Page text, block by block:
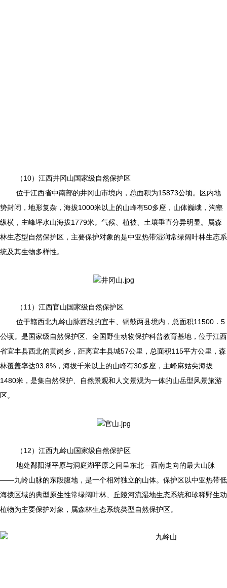
（10）江西井冈山国家级自然保护区
位于江西省中南部的井冈山市境内，总面积为15873公顷。区内地
势封闭，地形复杂，海拔1000米以上的山峰有50多座，山体巍峨，沟壑
纵横，主峰坪水山海拔1779米。气候、植被、土壤垂直分异明显。属森
林生态型自然保护区，主要保护对象的是中亚热带湿润常绿阔叶林生态系
统及其生物多样性。
（11）江西官山国家级自然保护区
位于赣西北九岭山脉西段的宜丰、铜鼓两县境内，总面积11500．5
公顷。是国家级自然保护区、全国野生动物保护科普教育基地，位于江西
省宜丰县西北的黄岗乡，距离宜丰县城57公里，总面积115平方公里，森
林覆盖率达93.8%，海拔千米以上的山峰有30多座，主峰麻姑尖海拔
1480米，是集自然保护、自然景观和人文景观为一体的山岳型风景旅游
区。
（12）江西九岭山国家级自然保护区
地处鄱阳湖平原与洞庭湖平原之间呈东北—西南走向的最大山脉
——九岭山脉的东段腹地，是一个相对独立的山体。保护区以中亚热带低
海拨区域的典型原生性常绿阔叶林、丘陵河流湿地生态系统和珍稀野生动
植物为主要保护对象，属森林生态系统类型自然保护区。